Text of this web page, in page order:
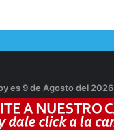
es 9 de Agosto del 2026